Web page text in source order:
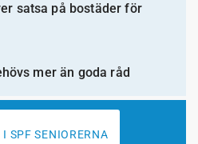
satsa på bostäder för
mer än goda råd
SPF SENIORERNA